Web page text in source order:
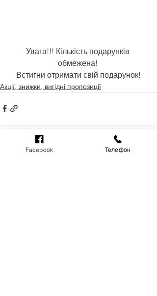
Увага!!! Кількість подарунків
обмежена!
Встигни отримати свій подарунок!
Акції, знижки, вигідні пропозиції
Facebook Телефон